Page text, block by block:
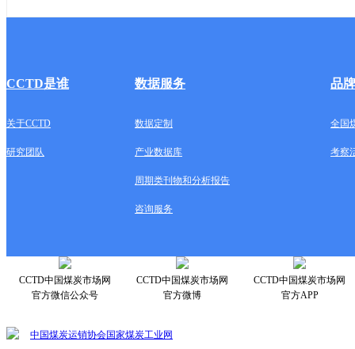
CCTD是谁 数据服务 品
关于CCTD 数据定制 全国
研究团队 产业数据库 考察
周期类刊物和分析报告
咨询服务
CCTD中国煤炭市场网
官方微信公众号
CCTD中国煤炭市场网
官方微博
CCTD中国煤炭市场网
官方APP
中国煤炭运销协会国家煤炭工业网